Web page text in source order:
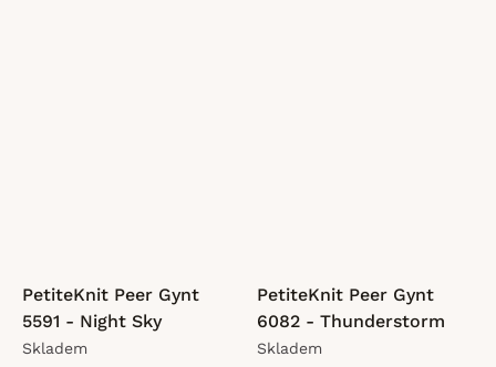
PetiteKnit Peer Gynt
5591 - Night Sky
Skladem
PetiteKnit Peer Gynt
6082 - Thunderstorm
Skladem